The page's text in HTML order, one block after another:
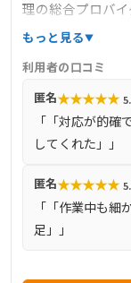
理の総合プロバ
時間365日受付・
士が原因を特定
求なし、損害賠
高評価で、緊急
もっと見る
利用者の口コミ
匿名★★★★★
「「対応が的
してくれた」」
匿名★★★★★
「「作業中も
足」」